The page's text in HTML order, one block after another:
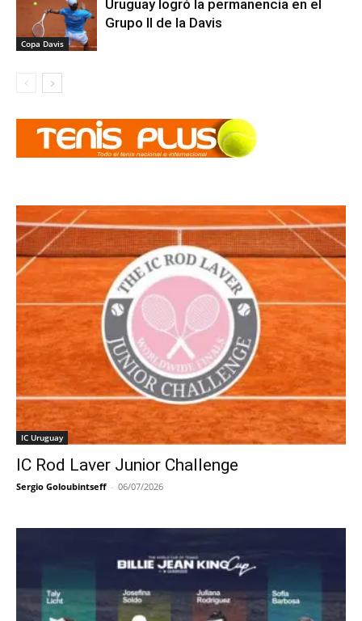
Copa Davis
Uruguay logró la permanencia en el
Grupo II de la Davis
IC Uruguay
IC Rod Laver Junior Challenge
Sergio Goloubintseff - 06/07/2026